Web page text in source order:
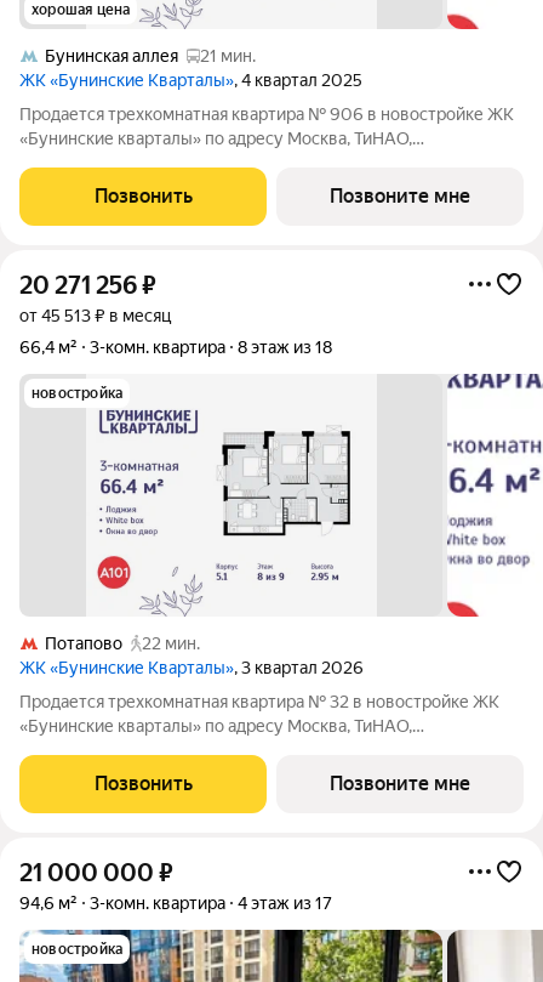
хорошая цена
Бунинская аллея
21 мин.
ЖК «Бунинские Кварталы», 4 квартал 2025
Продается трехкомнатная квартира № 906 в новостройке ЖК
«Бунинские кварталы» по адресу Москва, ТиНАО,
Бунинские Кварталы, 7.3, район Коммунарка, Новомосковский
административный округ, Москва. Общая
Позвонить Позвоните мне
20 271 256₽
от 45 513 ₽ в месяц
66,4 м²
3-комн. квартира 8 этаж из 18
новостройка
Потапово
22 мин.
ЖК «Бунинские Кварталы», 3 квартал 2026
Продается трехкомнатная квартира № 32 в новостройке ЖК
«Бунинские кварталы» по адресу Москва, ТиНАО,
Бунинские Кварталы, 5.1, район Коммунарка, Новомосковский
административный округ, Москва. Общая
Позвонить Позвоните мне
21 000 000 ₽
94,6 м² 3-комн. квартира 4 этаж из 17
новостройка